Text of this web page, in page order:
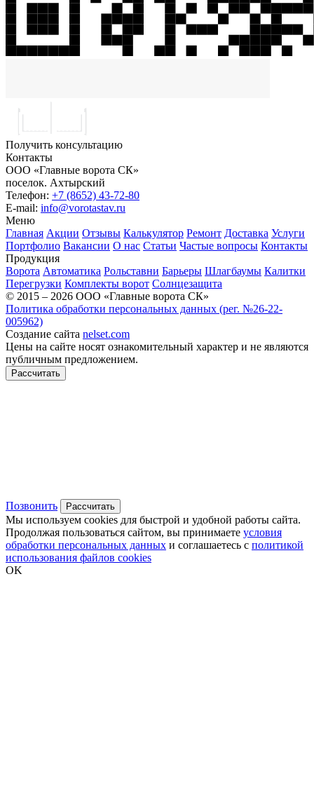
Получить консультацию
Контакты
ООО «Главные ворота СК»
поселок. Ахтырский
Телефон: +7 (8652) 43-72-80
E-mail: info@vorotastav.ru
Меню
Главная Акции Отзывы Калькулятор Ремонт Доставка Услуги
Портфолио Вакансии О нас Статьи Частые вопросы Контакты
Продукция
Ворота Автоматика Рольставни Барьеры Шлагбаумы Калитки
Перегрузки Комплекты ворот Солнцезащита
© 2015 – 2026 ООО «Главные ворота СК»
Политика обработки персональных данных (рег. №26-22-
005962)
Создание сайта nelset.com
Цены на сайте носят ознакомительный характер и не являются
публичным предложением.
Рассчитать
Позвонить Рассчитать
Мы используем cookies для быстрой и удобной работы сайта.
Продолжая пользоваться сайтом, вы принимаете условия
обработки персональных данных и соглашаетесь с политикой
использования файлов cookies
OK